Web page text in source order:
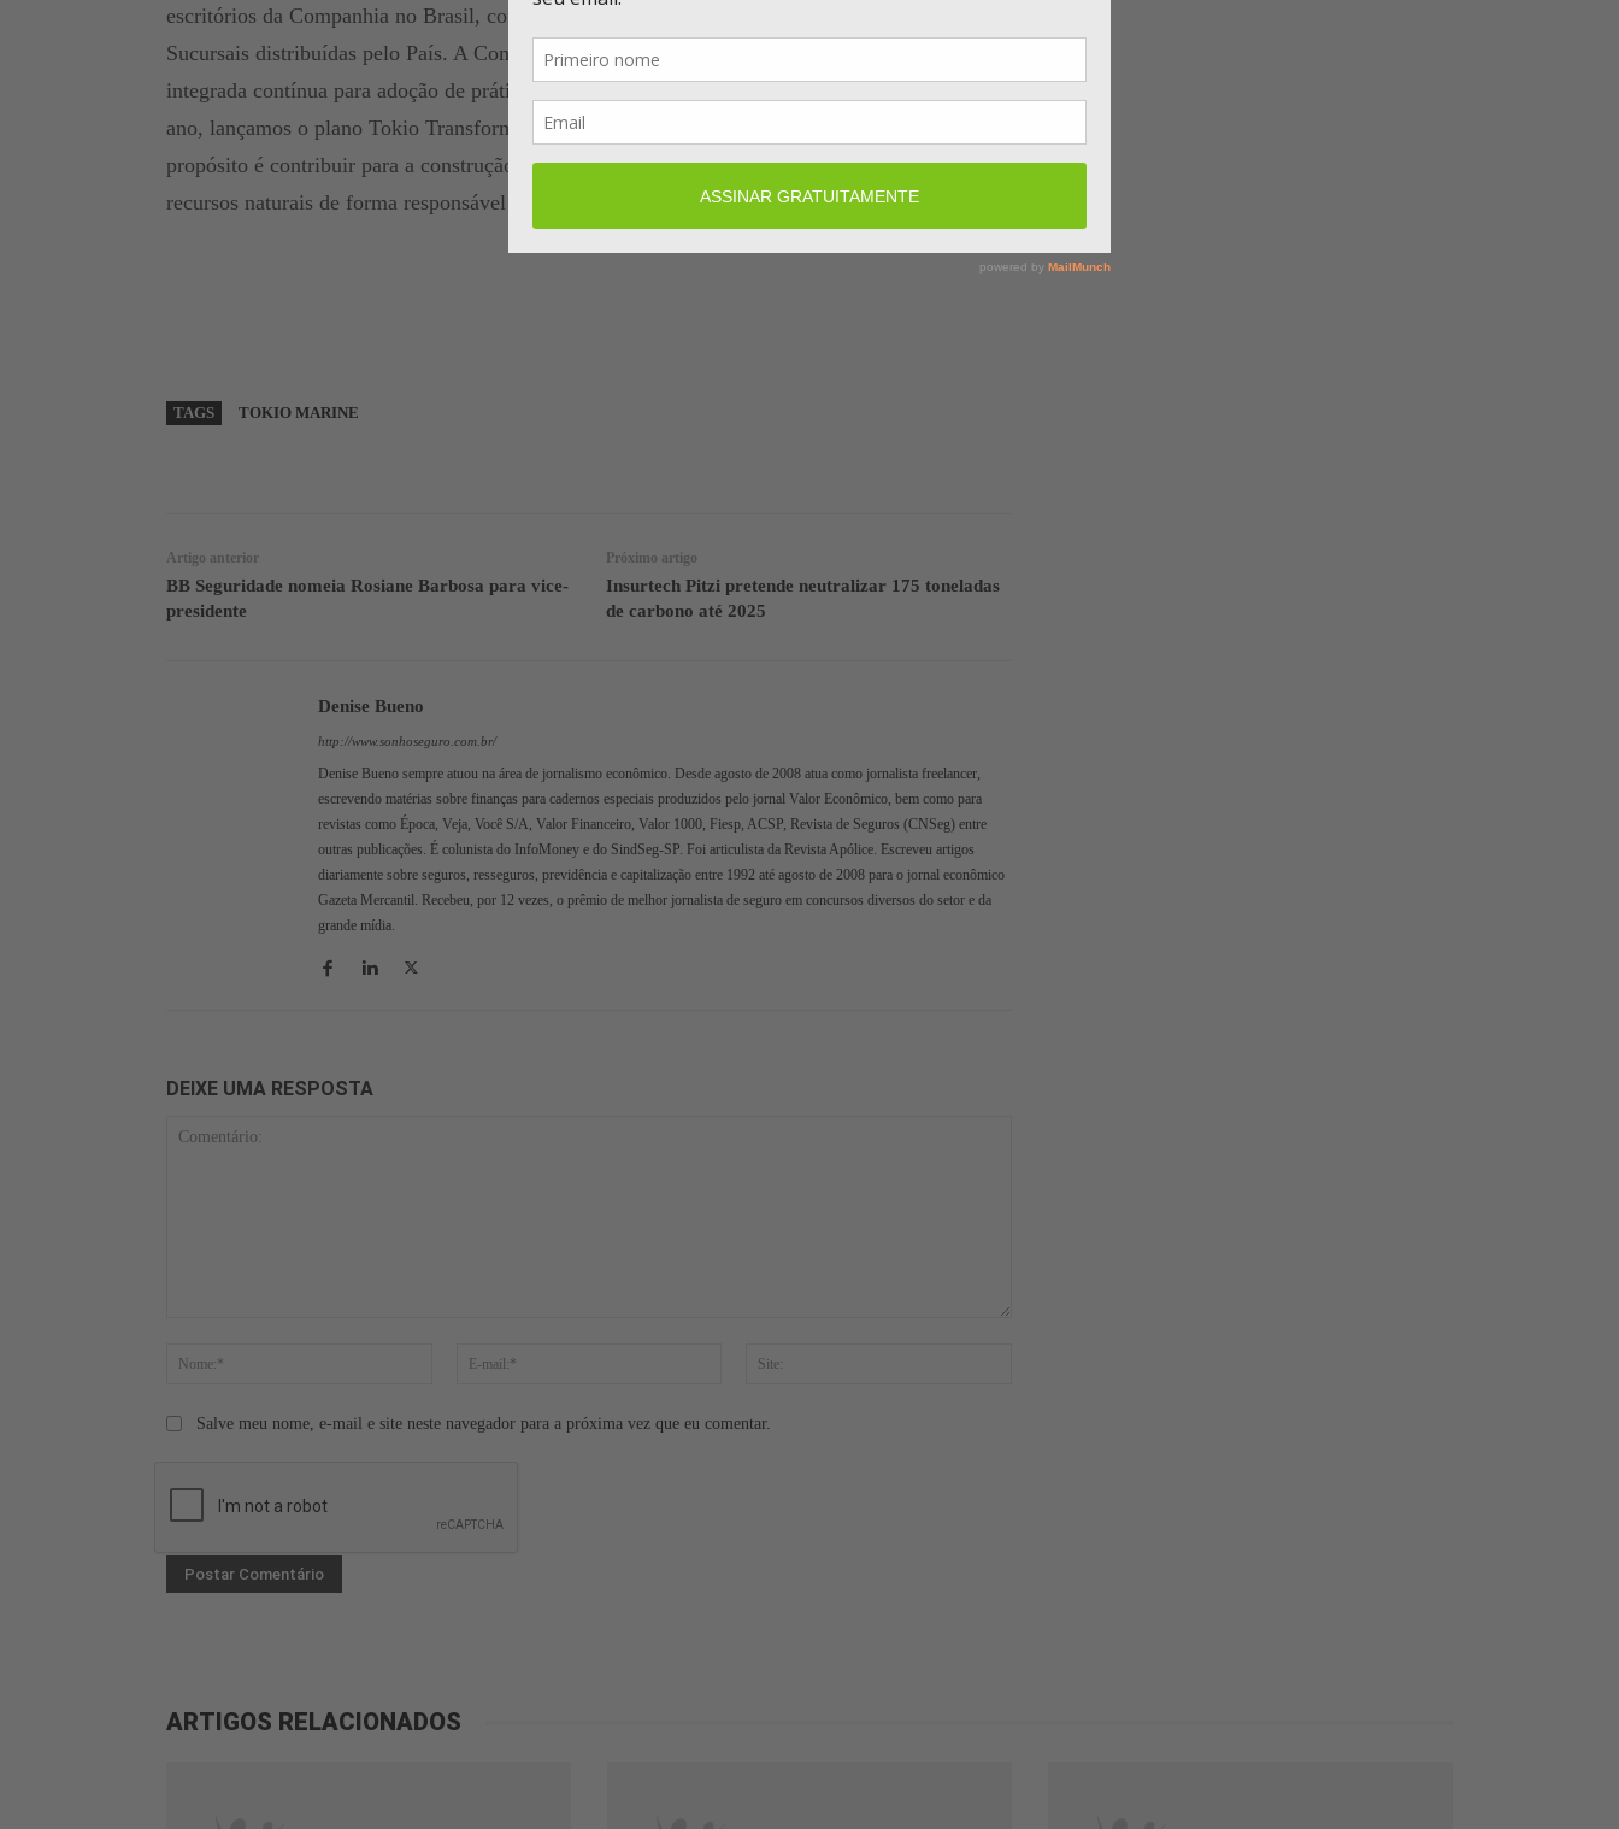
escritórios da Companhia no Brasil, considerando os prédios administrativos em São Paulo e as
Sucursais distribuídas pelo País. A Companhia segue focada em planejar uma abordagem
integrada contínua para adoção de práticas ESG em sua estratégia de negócios. “No início do
ano, lançamos o plano Tokio Transforma, que sustentará nossas ações até 2026. Nosso
propósito é contribuir para a construção de uma sociedade mais justa, transparente e que use os
recursos naturais de forma responsável “, finaliza Luciana.
TAGS TOKIO MARINE
Artigo anterior
BB Seguridade nomeia Rosiane Barbosa para vice-
presidente
Próximo artigo
Insurtech Pitzi pretende neutralizar 175 toneladas
de carbono até 2025
Denise Bueno
http://www.sonhoseguro.com.br/
Denise Bueno sempre atuou na área de jornalismo econômico. Desde agosto de 2008 atua como jornalista freelancer,
escrevendo matérias sobre finanças para cadernos especiais produzidos pelo jornal Valor Econômico, bem como para
revistas como Época, Veja, Você S/A, Valor Financeiro, Valor 1000, Fiesp, ACSP, Revista de Seguros (CNSeg) entre
outras publicações. É colunista do InfoMoney e do SindSeg-SP. Foi articulista da Revista Apólice. Escreveu artigos
diariamente sobre seguros, resseguros, previdência e capitalização entre 1992 até agosto de 2008 para o jornal econômico
Gazeta Mercantil. Recebeu, por 12 vezes, o prêmio de melhor jornalista de seguro em concursos diversos do setor e da
grande mídia.
DEIXE UMA RESPOSTA
Nome:*
Salve meu nome, e-mail e site neste navegador para a próxima vez que eu comentar.
ARTIGOS RELACIONADOS